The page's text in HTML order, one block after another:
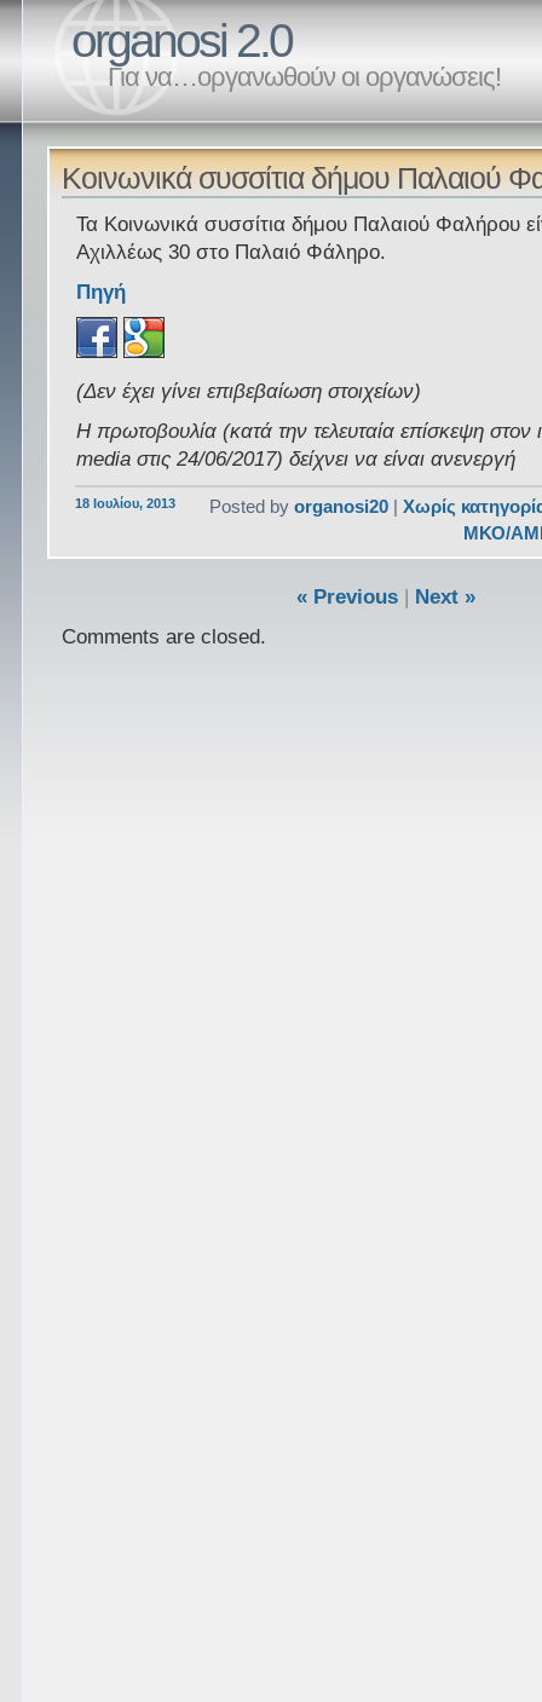
organosi 2.0
Για να…οργανωθούν οι οργανώσεις!
Κοινωνικά συσσίτια δήμου Παλαιού
Τα Κοινωνικά συσσίτια δήμου Παλαιού Φαλήρου
Αχιλλέως 30 στο Παλαιό Φάληρο.
Πηγή
(Δεν έχει γίνει επιβεβαίωση στοιχείων)
Η πρωτοβουλία (κατά την τελευταία επίσκεψη
media στις 24/06/2017) δείχνει να είναι ανενεργή
18 Ιουλίου, 2013 Posted byorganosi20 |Χωρίς
ΜΚΟ/
« Previous|
Next »
Comments are closed.